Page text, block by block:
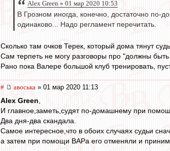
Alex Green » 01 мар 2020 10:53
В Грозном иногда, конечно, достаточно
одинаково... Надо регламент перечитать.
Сколько там очков Терек, который дома тянут
Сам терпеть не могу разговоры про "должны
Рано пока Валере большой клуб тренировать,
# авоська » 01 мар 2020 11:13
Alex Green
И главное,заметь,судят по-домашнему при
Два дня-два скандала.
Самое интересное,что в обоих случаях судьи
а затем при помощи ВАРа его отменяли и